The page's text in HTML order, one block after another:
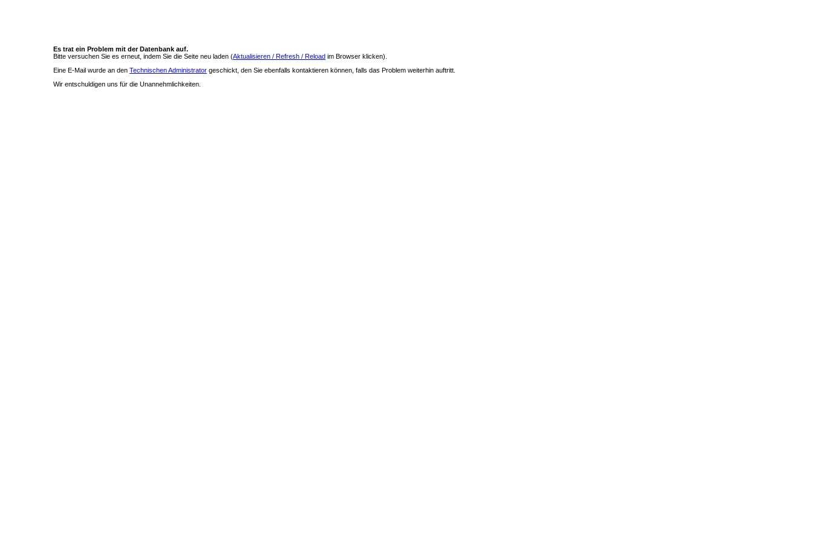
Es trat ein Problem mit der Datenbank auf.
Bitte versuchen Sie es erneut, indem Sie die Seite neu laden (Aktualisieren / Refresh / Reload im Browser klicken).
Eine E-Mail wurde an den Technischen Administrator geschickt, den Sie ebenfalls kontaktieren können, falls das Problem weiterhin auftritt.
Wir entschuldigen uns für die Unannehmlichkeiten.